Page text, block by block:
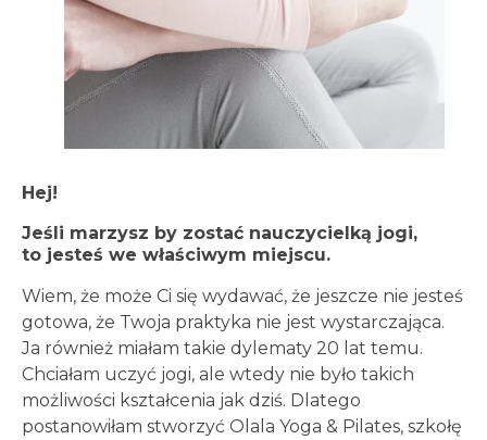
Hej!
Jeśli marzysz by zostać nauczycielką jogi,
to jesteś we właściwym miejscu.
Wiem, że może Ci się wydawać, że jeszcze nie jesteś
gotowa, że Twoja praktyka nie jest wystarczająca.
Ja również miałam takie dylematy 20 lat temu.
Chciałam uczyć jogi, ale wtedy nie było takich
możliwości kształcenia jak dziś. Dlatego
postanowiłam stworzyć Olala Yoga & Pilates, szkołę